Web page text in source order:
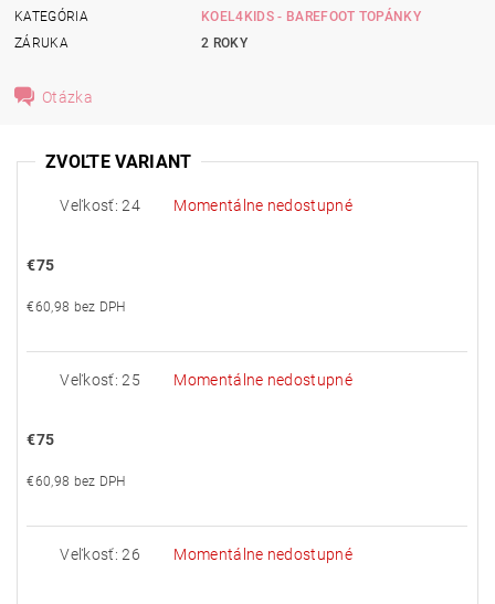
KATEGÓRIA
KOEL4KIDS - BAREFOOT TOPÁNKY
ZÁRUKA
2 ROKY
Otázka
ZVOĽTE VARIANT
Veľkosť: 24 Momentálne nedostupné
€75
€60,98 bez DPH
Veľkosť: 25 Momentálne nedostupné
€75
€60,98 bez DPH
Veľkosť: 26 Momentálne nedostupné